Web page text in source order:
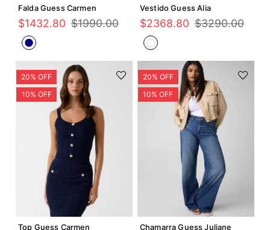
Falda Guess Carmen
$1432.80 $1990.00
Vestido Guess Alia
$2368.80 $3290.00
Agregar +
Top Guess Carmen
Agregar +
Chamarra Guess Juliane